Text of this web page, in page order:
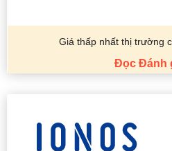
Giá thấp nhất thị trường
Đọc Đánh